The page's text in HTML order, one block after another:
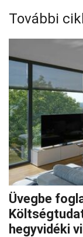
További
Üvegbe
hegyvidéki